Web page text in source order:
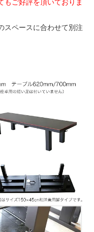
スペースに合わせて別注